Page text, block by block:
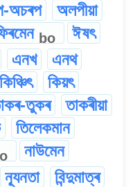
অচৰপ
অলপীয়া
bo
ঈষৎ
এনখ
এনথ
কিঞ্চিৎ
কিয়ৎ
তুকৰ
তাকৰীয়া
তিলেকমান
নাউমেন
ন্যূনতা
বিন্দুমাত্ৰ